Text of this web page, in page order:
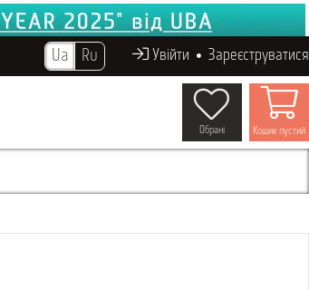
Увійти Зареєструватися
Ua Ru
Кошик пустий
Обрані